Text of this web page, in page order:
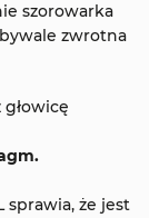
szorowarka
zwrotna
sprawia, że jest